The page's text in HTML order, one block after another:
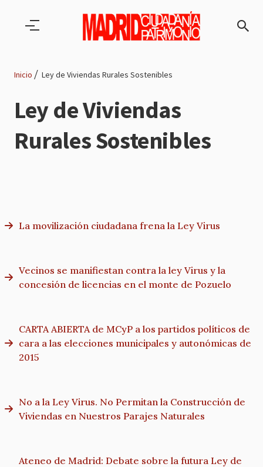
Ruta
de
navegación
Inicio Ley de Viviendas Rurales Sostenibles
Ley de Viviendas
Rurales Sostenibles
La movilización ciudadana frena la Ley Virus
Vecinos se manifiestan contra la ley Virus y la
concesión de licencias en el monte de Pozuelo
CARTA ABIERTA de MCyP a los partidos políticos de
cara a las elecciones municipales y autonómicas de
2015
No a la Ley Virus. No Permitan la Construcción de
Viviendas en Nuestros Parajes Naturales
Ateneo de Madrid: Debate sobre la futura Ley de